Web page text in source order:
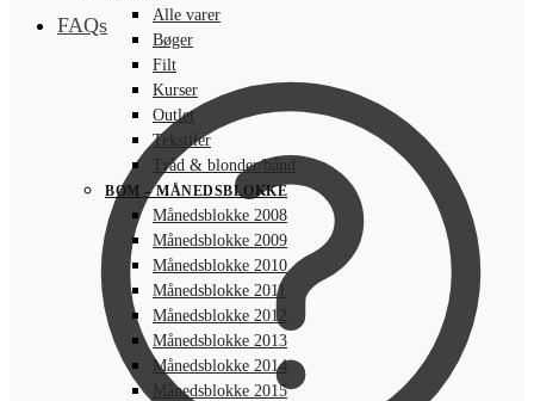
FAQs
Alle varer
Bøger
Filt
Kurser
Outlet
Tekstiler
Tråd & blonder/bånd
BOM – MÅNEDSBLOKKE
Månedsblokke 2008
Månedsblokke 2009
Månedsblokke 2010
Månedsblokke 2011
Månedsblokke 2012
Månedsblokke 2013
Månedsblokke 2014
Månedsblokke 2015